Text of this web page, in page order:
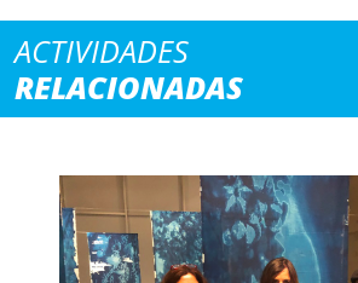
ACTIVIDADES
RELACIONADAS